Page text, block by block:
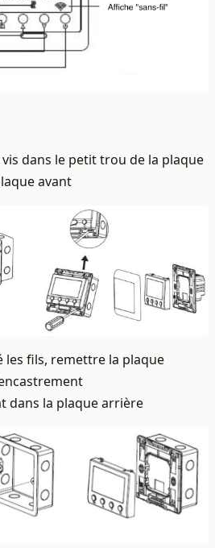
dans le petit trou de la plaque
avant
les fils, remettre la plaque
dans la plaque arrière